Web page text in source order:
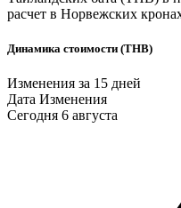
расчет в Норвежских
Динамика стоимости (THB)
Изменения за 15 дней
Дата Изменения
Сегодня 6 августа